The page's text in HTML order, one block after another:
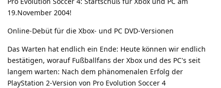
19.November 2004!
Online-Debüt für die Xbox- und PC DVD-Versionen
Das Warten hat endlich ein Ende: Heute können wir endlich
bestätigen, worauf Fußballfans der Xbox und des PC's seit
langem warten: Nach dem phänomenalen Erfolg der
PlayStation 2-Version von Pro Evolution Soccer 4